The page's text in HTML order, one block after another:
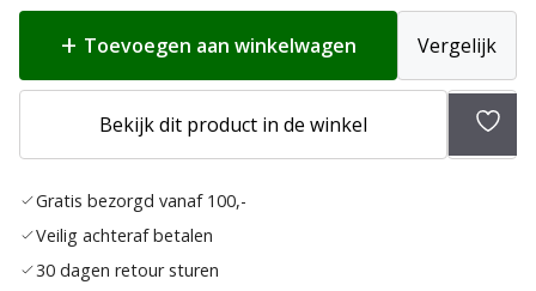
Toevoegen aan winkelwagen Vergelijk
Bekijk dit product in de winkel
Gratis bezorgd vanaf 100,-
Veilig achteraf betalen
30 dagen retour sturen